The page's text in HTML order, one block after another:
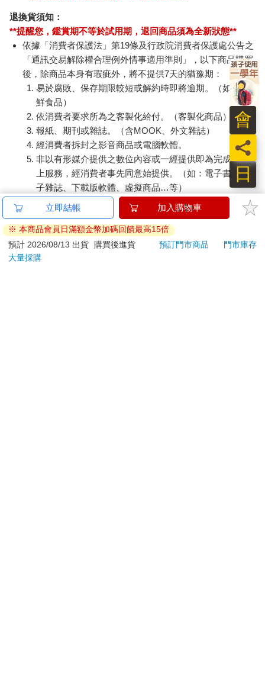
退換貨須知：
**提醒您，鑑賞期不等於試用期，退回商品須為全新狀態**
依據「消費者保護法」第19條及行政院消費者保護處公告之
「通訊交易解除權合理例外情事適用準則」，以下商品購買
後，除商品本身有瑕疵外，將不提供7天的猶豫期：
易於腐敗、保存期限較短或解約時即將逾期。（如：生
鮮食品）
依消費者要求所為之客製化給付。（客製化商品）
報紙、期刊或雜誌。（含MOOK、外文雜誌）
經消費者拆封之影音商品或電腦軟體。
非以有形媒介提供之數位內容或一經提供即為完成之線
上服務，經消費者事先同意始提供。（如：電子書、電
子雜誌、下載版軟體、虛擬商品…等）
已拆封之個人衛生用品。（如：內衣褲、刮鬍刀、除毛
若非上列種類商品，均享有到貨7天的猶豫期（含例假
日）。
辦理退換貨時，商品（組合商品恕無法接受單獨退貨）必須
立即結帳 加入購物車
※ 本商品會員日滿額金幣加碼回饋最高15倍
預計 2026/08/13 出貨
購買後進貨 預訂門市商品
門市庫存
大量採購
日
員
會